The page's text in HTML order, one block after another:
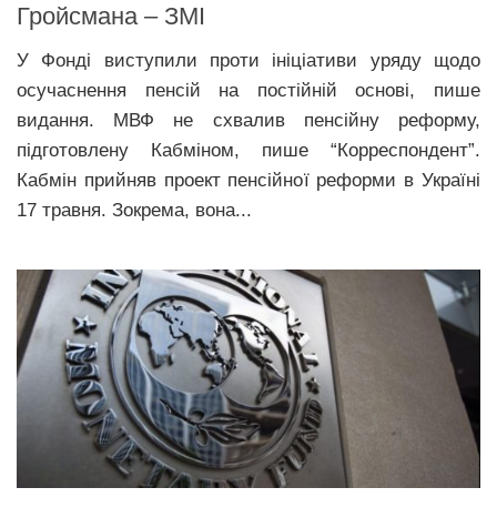
Гройсмана – ЗМІ
У Фонді виступили проти ініціативи уряду щодо
осучаснення пенсій на постійній основі, пише
видання. МВФ не схвалив пенсійну реформу,
підготовлену Кабміном, пише “Корреспондент”.
Кабмін прийняв проект пенсійної реформи в Україні
17 травня. Зокрема, вона...